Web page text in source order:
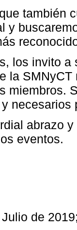
también
y
los invito
la
miembros.
necesarios
abrazo
eventos.
de